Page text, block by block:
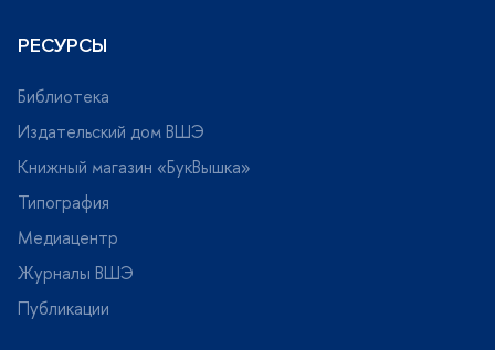
РЕСУРСЫ
Библиотека
Издательский дом ВШЭ
Книжный магазин «БукВышка»
Типография
Медиацентр
Журналы ВШЭ
Публикации